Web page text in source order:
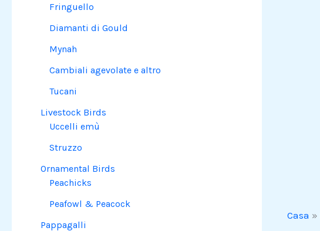
Fringuello
Diamanti di Gould
Mynah
Cambiali agevolate e altro
Tucani
Livestock Birds
Uccelli emù
Struzzo
Ornamental Birds
Peachicks
Peafowl & Peacock
Pappagalli
Casa »